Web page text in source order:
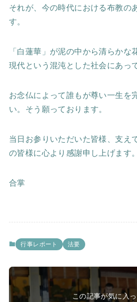
それが、今の時代における布教の
す。
「白蓮華」が泥の中から清らかな
現代という混沌とした社会にあっ
お念仏によって誰もが尊い一生を
い。そう願っております。
当日お参りいただいた皆様、支え
の皆様に心より感謝申し上げます。
合掌
行事レポート 法要
この記事が気に入